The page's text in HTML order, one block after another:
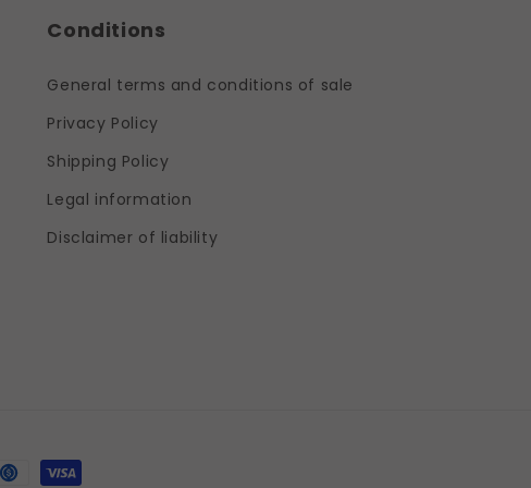
Conditions
General terms and conditions of sale
Privacy Policy
Shipping Policy
Legal information
Disclaimer of liability